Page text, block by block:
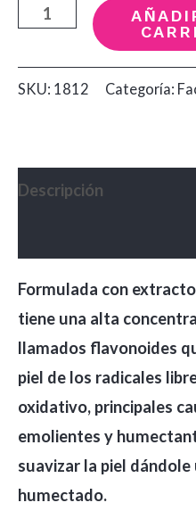
Crema
Biloba
Dolce
cantidad
SKU: 1812 Categoría:
Descripción
Formulada con
tiene una alta
llamados flavonoides
piel de los radicales
oxidativo, principales
emolientes y
suavizar la piel
humectado.